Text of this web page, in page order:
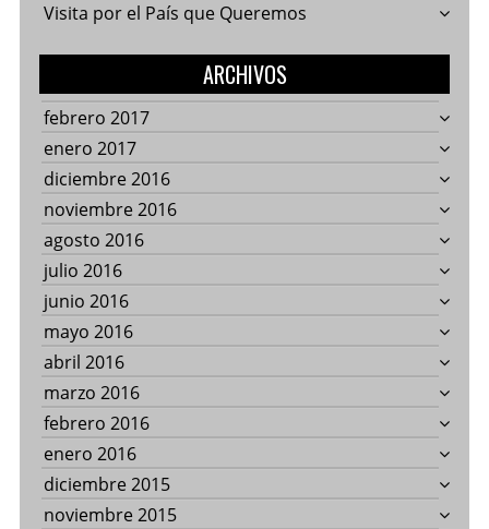
Visita por el País que Queremos
ARCHIVOS
febrero 2017
enero 2017
diciembre 2016
noviembre 2016
agosto 2016
julio 2016
junio 2016
mayo 2016
abril 2016
marzo 2016
febrero 2016
enero 2016
diciembre 2015
noviembre 2015